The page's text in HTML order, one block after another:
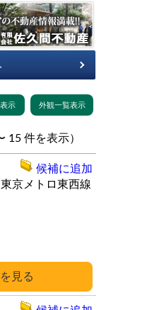
（ 1 〜 15 件を表示）
東京メトロ東西線
候補に追加